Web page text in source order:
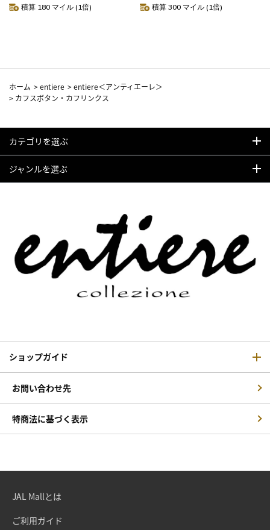
積算 180 マイル (1倍) 積算 300 マイル (1倍)
ホーム >entiere >entiere＜アンティエーレ＞
> カフスボタン・カフリンクス
カテゴリを選ぶ
ジャンルを選ぶ
ショップガイド
お問い合わせ先
特商法に基づく表示
JAL Mallとは
ご利用ガイド